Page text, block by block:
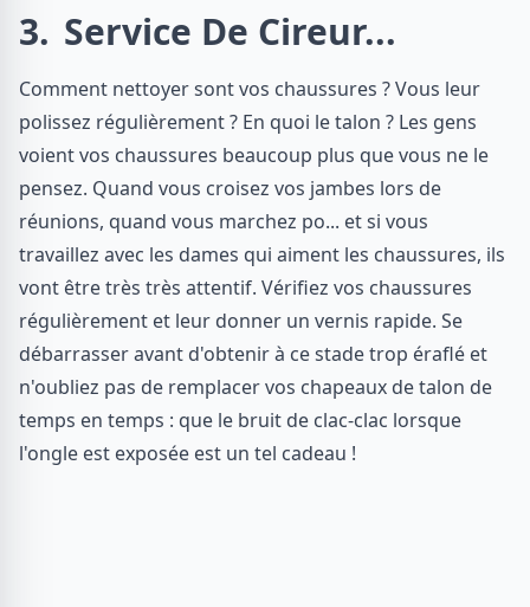
3 Service De Cireur...
Comment nettoyer sont vos chaussures ? Vous leur
polissez régulièrement ? En quoi le talon ? Les gens
voient vos chaussures beaucoup plus que vous ne le
pensez. Quand vous croisez vos jambes lors de
réunions, quand vous marchez po... et si vous
travaillez avec les dames qui aiment les chaussures, ils
vont être très très attentif. Vérifiez vos chaussures
régulièrement et leur donner un vernis rapide. Se
débarrasser avant d'obtenir à ce stade trop éraflé et
n'oubliez pas de remplacer vos chapeaux de talon de
temps en temps : que le bruit de clac-clac lorsque
l'ongle est exposée est un tel cadeau !